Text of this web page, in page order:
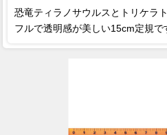
恐竜ティラノサウルスとトリケラ
フルで透明感が美しい15cm定規で